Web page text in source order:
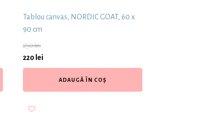
Tablou canvas, NORDIC GOAT, 60 x
90 cm
250lei
220 lei
ADAUGĂ ÎN COȘ